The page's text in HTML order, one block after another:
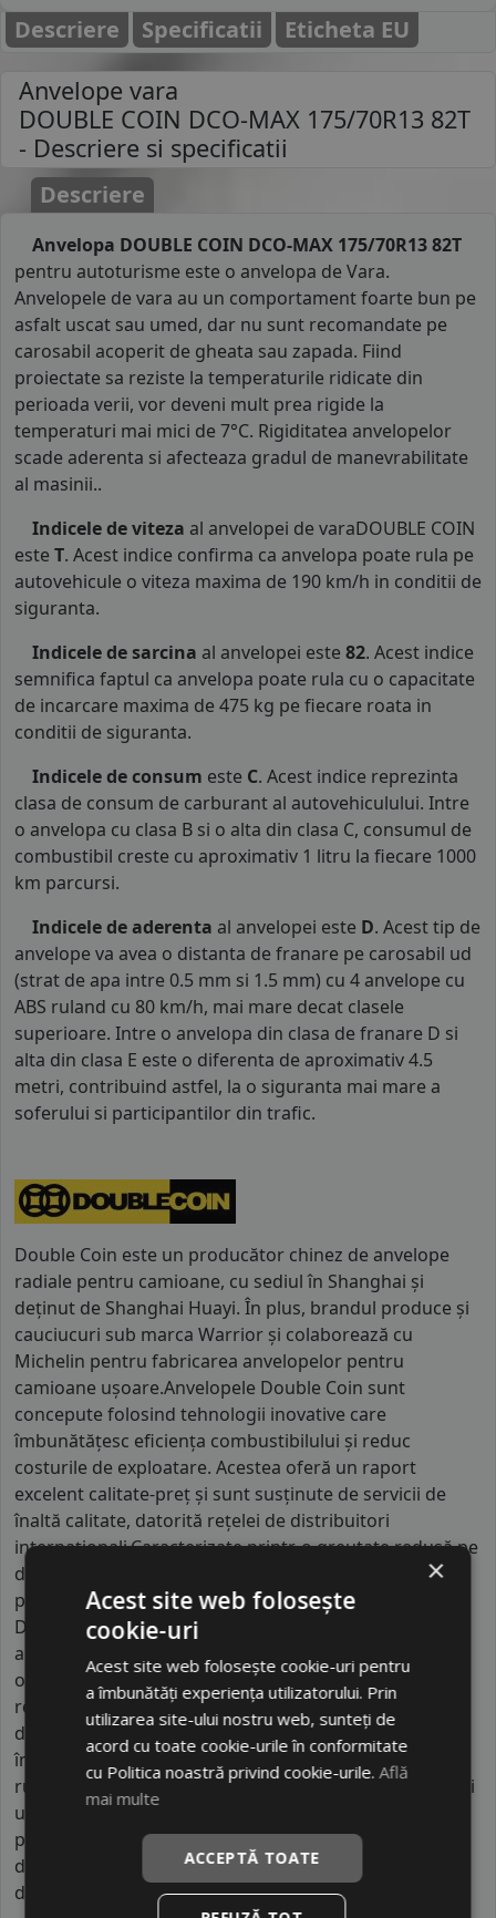
Descriere Specificatii Eticheta EU
Anvelope vara
DOUBLE COIN DCO-MAX 175/70R13 82T
- Descriere si specificatii
Descriere
Anvelopa DOUBLE COIN DCO-MAX 175/70R13 82T
pentru autoturisme este o anvelopa de Vara.
Anvelopele de vara au un comportament foarte bun pe
asfalt uscat sau umed, dar nu sunt recomandate pe
carosabil acoperit de gheata sau zapada. Fiind
proiectate sa reziste la temperaturile ridicate din
perioada verii, vor deveni mult prea rigide la
temperaturi mai mici de 7°C. Rigiditatea anvelopelor
scade aderenta si afecteaza gradul de manevrabilitate
al masinii..
Indicele de viteza al anvelopei de varaDOUBLE COIN
este T. Acest indice confirma ca anvelopa poate rula pe
autovehicule o viteza maxima de 190 km/h in conditii de
siguranta.
Indicele de sarcina al anvelopei este 82. Acest indice
semnifica faptul ca anvelopa poate rula cu o capacitate
de incarcare maxima de 475 kg pe fiecare roata in
conditii de siguranta.
Indicele de consum este C. Acest indice reprezinta
clasa de consum de carburant al autovehiculului. Intre
o anvelopa cu clasa B si o alta din clasa C, consumul de
combustibil creste cu aproximativ 1 litru la fiecare 1000
km parcursi.
Indicele de aderenta al anvelopei este D. Acest tip de
anvelope va avea o distanta de franare pe carosabil ud
(strat de apa intre 0.5 mm si 1.5 mm) cu 4 anvelope cu
ABS ruland cu 80 km/h, mai mare decat clasele
superioare. Intre o anvelopa din clasa de franare D si
alta din clasa E este o diferenta de aproximativ 4.5
metri, contribuind astfel, la o siguranta mai mare a
soferului si participantilor din trafic.
Double Coin este un producător chinez de anvelope
radiale pentru camioane, cu sediul în Shanghai și
deținut de Shanghai Huayi. În plus, brandul produce și
cauciucuri sub marca Warrior și colaborează cu
Michelin pentru fabricarea anvelopelor pentru
camioane ușoare.Anvelopele Double Coin sunt
concepute folosind tehnologii inovative care
îmbunătățesc eficiența combustibilului și reduc
costurile de exploatare. Acestea oferă un raport
excelent calitate-preț și sunt susținute de servicii de
înaltă calitate, datorită rețelei de distribuitori
internaționali.Caracterizate printr-o greutate redusă pe
drumuri și autostrăzi, anvelopele Double Coin au un
profil adânc care garantează o tracțiune optimă.
Designul benzii de rulare este adaptat atât pentru
aplicații severe, cât și pentru utilizare pe autostrăzi,
oferind o manevrabilitate excelentă. În plus, acestea
reduc zgomotul și oferă o rezistență crescută pe
drumuri. Construcția robustă protejează anvelopele
împotriva perforațiilor și impacturilor, iar planul de
rulare cu 5 nervuri și umerii largi asigură durabilitate și
uzură uniformă în aplicațiile direcționate și în toate
pozițiile.Double Coin s-a afirmat rapid pe piața globală
de anvelope, reușind să devină un jucător important
datorită calității și performanței produselor sale.
×
Acest site web folosește
cookie-uri
Acest site web folosește cookie-uri pentru
a îmbunătăți experiența utilizatorului. Prin
utilizarea site-ului nostru web, sunteți de
acord cu toate cookie-urile în conformitate
cu Politica noastră privind cookie-urile.Află
mai multe
ACCEPTĂ TOATE